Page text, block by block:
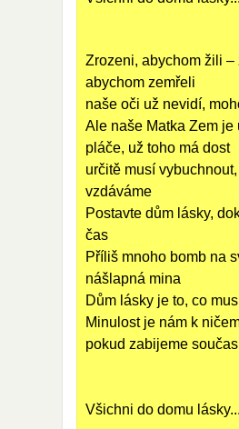
Zrozeni, abychom žili –
abychom zemřeli
naše oči už nevidí,
Ale naše Matka Zem je
pláče, už toho má dost
určitě musí
vzdáváme
Postavte dům lásky,
čas
Příliš mnoho bomb na
nášlapná mina
Dům lásky je to, co
Minulost je nám k
pokud zabijeme
Všichni do domu lásky...